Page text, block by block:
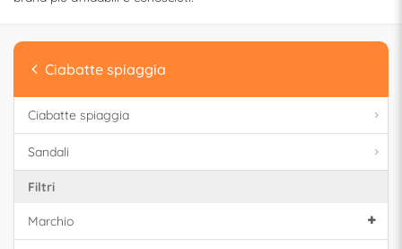
Ciabatte spiaggia
Ciabatte spiaggia
Sandali
Filtri
Marchio